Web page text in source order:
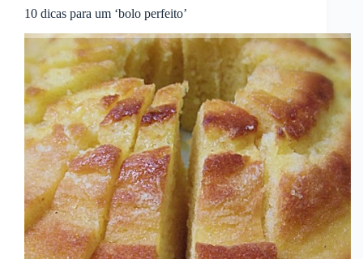
10 dicas para um ‘bolo perfeito’